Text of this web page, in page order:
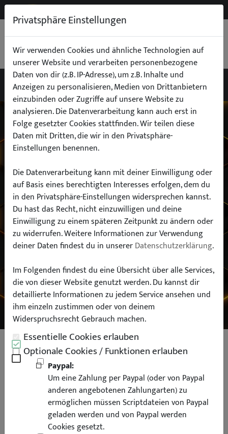
0,00 €
Wähle dein Auto
finde alle passenden Teile schnell und
einfach
Hersteller:
Modell:
SUCHEN
Pipercross Sportluftfilter für VW
Golf 6 GTI Edition 35 R 2.0TFSi
PP1624DRY
Privatsphäre Einstellungen
Wir verwenden Cookies und ähnliche Technologien auf
unserer Website und verarbeiten personenbezogene
Daten von dir (z.B. IP-Adresse), um z.B. Inhalte und
Anzeigen zu personalisieren, Medien von Drittanbietern
einzubinden oder Zugriffe auf unsere Website zu
analysieren. Die Datenverarbeitung kann auch erst in
Folge gesetzter Cookies stattfinden. Wir teilen diese
Daten mit Dritten, die wir in den Privatsphäre-
Einstellungen benennen.
Die Datenverarbeitung kann mit deiner Einwilligung oder
auf Basis eines berechtigten Interesses erfolgen, dem du
in den Privatsphäre-Einstellungen widersprechen kannst.
Du hast das Recht, nicht einzuwilligen und deine
Einwilligung zu einem späteren Zeitpunkt zu ändern oder
zu widerrufen. Weitere Informationen zur Verwendung
deiner Daten findest du in unsererDatenschutzerklärung.
Im Folgenden findest du eine Übersicht über alle Services,
die von dieser Website genutzt werden. Du kannst dir
detaillierte Informationen zu jedem Service ansehen und
ihm einzeln zustimmen oder von deinem
Widerspruchsrecht Gebrauch machen.
Essentielle Cookies erlauben
Optionale Cookies / Funktionen erlauben
Paypal:
Um eine Zahlung per Paypal (oder von Paypal
anderen angebotenen Zahlungarten) zu
ermöglichen müssen Scriptdateien von Paypal
geladen werden und von Paypal werden
Cookies gesetzt.